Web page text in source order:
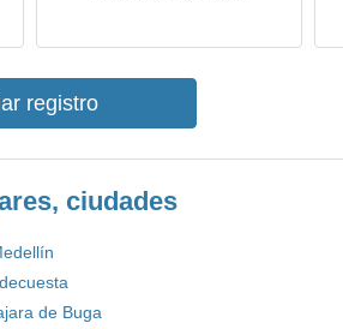
registro
ciudades
de Buga